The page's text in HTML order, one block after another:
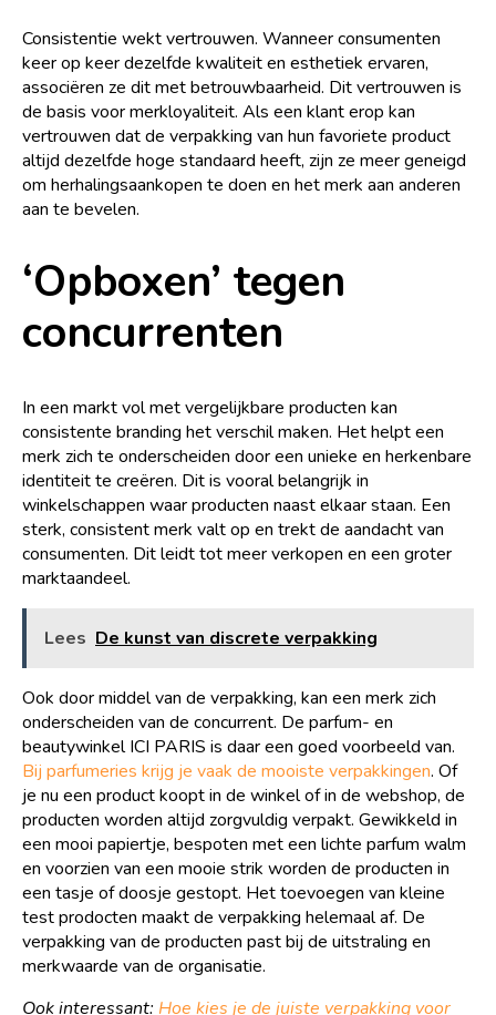
Consistentie wekt vertrouwen. Wanneer consumenten
keer op keer dezelfde kwaliteit en esthetiek ervaren,
associëren ze dit met betrouwbaarheid. Dit vertrouwen is
de basis voor merkloyaliteit. Als een klant erop kan
vertrouwen dat de verpakking van hun favoriete product
altijd dezelfde hoge standaard heeft, zijn ze meer geneigd
om herhalingsaankopen te doen en het merk aan anderen
aan te bevelen.
‘Opboxen’ tegen
concurrenten
In een markt vol met vergelijkbare producten kan
consistente branding het verschil maken. Het helpt een
merk zich te onderscheiden door een unieke en herkenbare
identiteit te creëren. Dit is vooral belangrijk in
winkelschappen waar producten naast elkaar staan. Een
sterk, consistent merk valt op en trekt de aandacht van
consumenten. Dit leidt tot meer verkopen en een groter
marktaandeel.
Lees De kunst van discrete verpakking
Ook door middel van de verpakking, kan een merk zich
onderscheiden van de concurrent. De parfum- en
beautywinkel ICI PARIS is daar een goed voorbeeld van.
Bij parfumeries krijg je vaak de mooiste verpakkingen. Of
je nu een product koopt in de winkel of in de webshop, de
producten worden altijd zorgvuldig verpakt. Gewikkeld in
een mooi papiertje, bespoten met een lichte parfum walm
en voorzien van een mooie strik worden de producten in
een tasje of doosje gestopt. Het toevoegen van kleine
test prodocten maakt de verpakking helemaal af. De
verpakking van de producten past bij de uitstraling en
merkwaarde van de organisatie.
Ook interessant: Hoe kies je de juiste verpakking voor